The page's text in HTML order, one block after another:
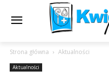
Strona główna Aktualności
Aktualności